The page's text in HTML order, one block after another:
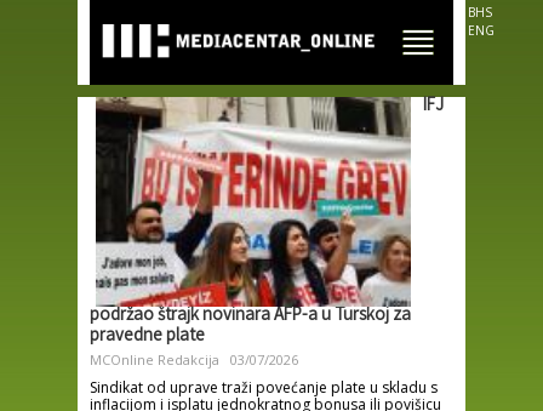
main
content
BHS
ENG
IFJ
podržao štrajk novinara AFP-a u Turskoj za
pravedne plate
MCOnline Redakcija 03/07/2026
Sindikat od uprave traži povećanje plate u skladu s
inflacijom i isplatu jednokratnog bonusa ili povišicu